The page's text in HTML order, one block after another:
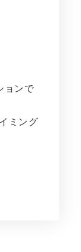
ョンで
ミング